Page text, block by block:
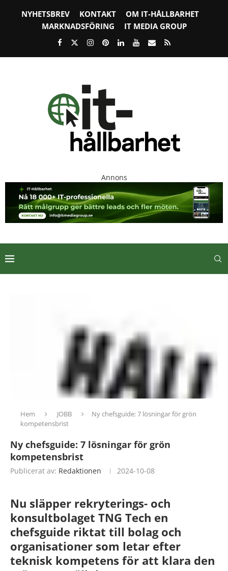
NYHETSBREV KONTAKT
OM IT-HÅLLBARHET
MARKNADSFÖRING
IT MEDIA GROUP
Annons
Hem JOBB
Ny chefsguide: 7 lösningar för grön
kompetensbrist
Ny chefsguide: 7 lösningar för grön
kompetensbrist
Publicerat av: Redaktionen 2024-10-08
Nu släpper rekryterings- och
konsultbolaget TNG Tech en
chefsguide riktat till bolag och
organisationer som letar efter
teknisk kompetens för att klara den